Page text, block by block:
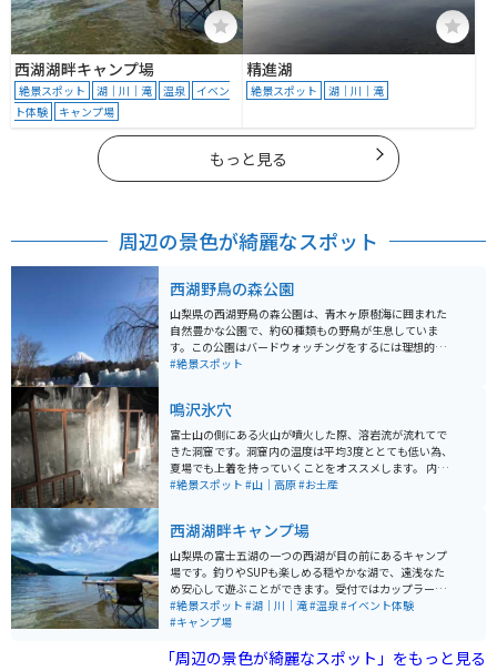
西湖湖畔キャンプ場
絶景スポット 湖｜川｜滝 温泉
イベン
ト体験
キャンプ場
精進湖
絶景スポット 湖｜川｜滝
もっと見る
周辺の景色が綺麗なスポット
西湖野鳥の森公園
山梨県の西湖野鳥の森公園は、青木ヶ原樹海に囲まれた
自然豊かな公園で、約60種類もの野鳥が生息していま
す。この公園はバードウォッチングをするには理想的な
場所で、園内には望遠鏡を備えたバードウォッチング室
でき、随所に設置された餌台では鳥たちが羽を休める姿
を間近で見ることができます。また、園内では巣箱作り
やバードコール作りなどのクラフト体験教室（要予約）
も開催されており、家族連れにも人気です。 さらに、四
季折々の自然を楽しむことができる公園で、春から秋に
ラックスしながら、野鳥観察や季節ごとの風景を楽しむ
ことができます。
#絶景スポット
鳴沢氷穴
富士山の側にある火山が噴火した際、溶岩流が流れてで
きた洞窟です。洞窟内の温度は平均3度ととても低い為、
夏場でも上着を持っていくことをオススメします。 内部
は氷の柱やつらら、ブロックなどがたくさんあり、ライ
#絶景スポット #山｜高原#お土産
西湖湖畔キャンプ場
山梨県の富士五湖の一つの西湖が目の前にあるキャンプ
場です。釣りやSUPも楽しめる穏やかな湖で、遠浅なた
め安心して遊ぶことができます。受付ではカップラーメ
ンなどの軽食や薪、炭を買うことができるので手軽にBB
Qを楽しめる環境が整っています。 道もそれなりの道幅
所取りをした後での受付が可能なので、チェックイン時
#絶景スポット #湖｜川｜滝#温泉#イベント体験
#キャンプ場
「周辺の景色が綺麗なスポット」をもっと見る